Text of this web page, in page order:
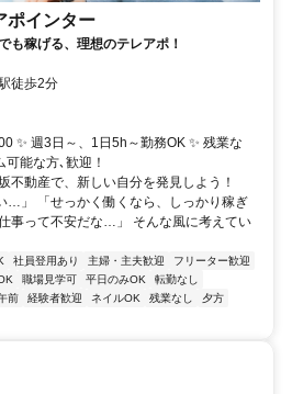
ポインター
も稼げる、理想のテレアポ！
徒歩2分
✨ 週3日～、1日5h～勤務OK ✨ 残業な
可能な方､歓迎！
不動産で、新しい自分を発見しよう！
…」 「せっかく働くなら、しっかり稼ぎ
事って不安だな…」 そんな風に考えてい
社員登用あり 主婦・主夫歓迎
フリーター歓迎
職場見学可 平日のみOK
転勤なし
前 経験者歓迎 ネイルOK 残業なし
夕方